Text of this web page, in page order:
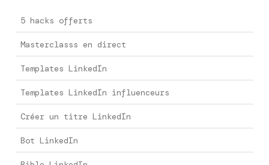
5 hacks offerts
Masterclasss en direct
Templates LinkedIn
Templates LinkedIn influenceurs
Créer un titre LinkedIn
Bot LinkedIn